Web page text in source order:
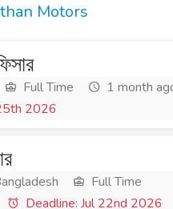
Motors
Full Time
1 month
2026
Full Time
Deadline: Jul 22nd 2026